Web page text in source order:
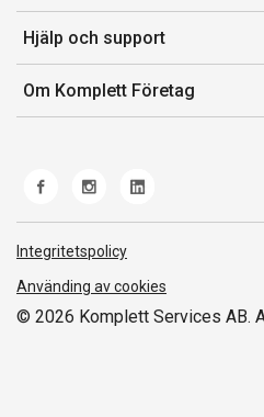
Orderhistorik
Fakturor & Kvitton
Inköpslistor
Försäljningsvillkor
Villkor för Komplett Företag Plus
Felsökning & guider
Hjälp och support
Kontakta oss
Kundservice
Frakt och leverans
Om Komplett Företag
© 2026 Komplett Services AB.
Integritetspolicy
Använding av cookies